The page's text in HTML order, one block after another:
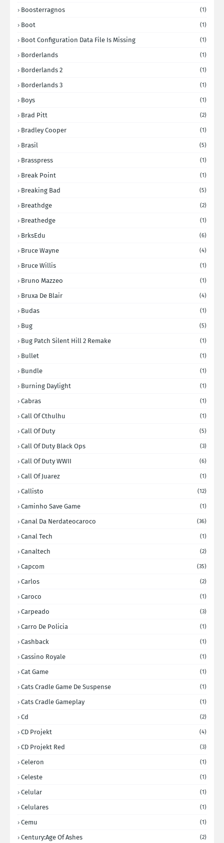
Boosterragnos (1)
Boot (1)
Boot Configuration Data File Is Missing (1)
Borderlands (1)
Borderlands 2 (1)
Borderlands 3 (1)
Boys (1)
Brad Pitt (2)
Bradley Cooper (1)
Brasil (5)
Brasspress (1)
Break Point (1)
Breaking Bad (5)
Breathdge (2)
Breathedge (1)
BrksEdu (6)
Bruce Wayne (4)
Bruce Willis (1)
Bruno Mazzeo (1)
Bruxa De Blair (4)
Budas (1)
Bug (5)
Bug Patch Silent Hill 2 Remake (1)
Bullet (1)
Bundle (1)
Burning Daylight (1)
Cabras (1)
Call Of Cthulhu (1)
Call Of Duty (5)
Call Of Duty Black Ops (3)
Call Of Duty WWII (6)
Call Of Juarez (1)
Callisto (12)
Caminho Save Game (1)
Canal Da Nerdateocaroco (36)
Canal Tech (1)
Canaltech (2)
Capcom (35)
Carlos (2)
Caroco (1)
Carpeado (3)
Carro De Policia (1)
Cashback (1)
Cassino Royale (1)
Cat Game (1)
Cats Cradle Game De Suspense (1)
Cats Cradle Gameplay (1)
Cd (2)
CD Projekt (4)
CD Projekt Red (3)
Celeron (1)
Celeste (1)
Celular (1)
Celulares (1)
Cemu (1)
Century:Age Of Ashes (2)